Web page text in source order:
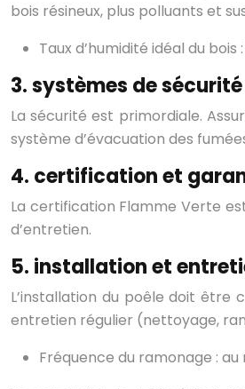
bois résineux, plus polluants et
Taux d’humidité idéal du bois
3. systèmes de
La sécurité est primordiale.
système d’évacuation des
4. certification et
La certification Flamme Verte
d’entretien.
5. installation et
L’installation du poêle doit être
entretien régulier (nettoyage,
Fréquence du ramonage :